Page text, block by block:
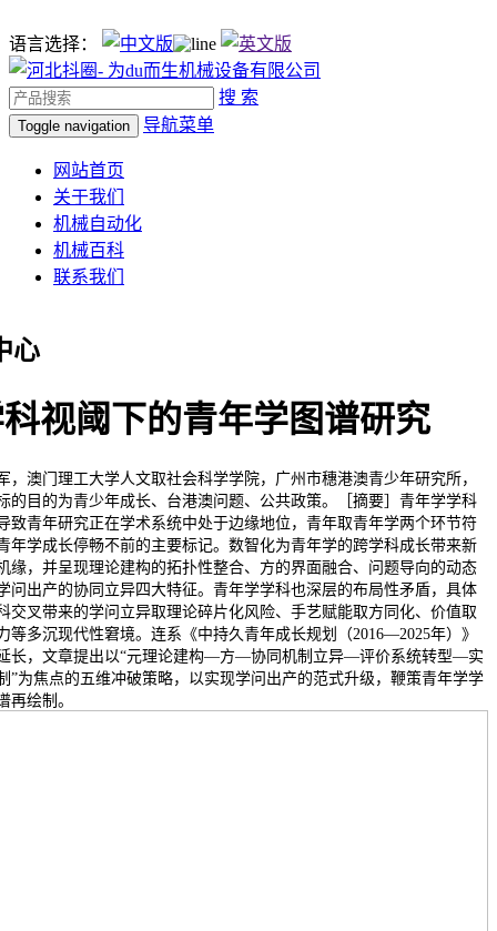
语言选择：
搜 索
Toggle navigation 导航菜单
网站首页
关于我们
机械自动化
机械百科
联系我们
心
视阈下的青年学图谱研究
门理工大学人文取社会科学学院，广州市穗港澳青少年研究所，
的目的为青少年成长、台港澳问题、公共政策。［摘要］青年学学科
致青年研究正在学术系统中处于边缘地位，青年取青年学两个环节符
年学成长停畅不前的主要标记。数智化为青年学的跨学科成长带来新
缘，并呈现理论建构的拓扑性整合、方的界面融合、问题导向的动态
问出产的协同立异四大特征。青年学学科也深层的布局性矛盾，具体
交叉带来的学问立异取理论碎片化风险、手艺赋能取方同化、价值取
等多沉现代性窘境。连系《中持久青年成长规划（2016—2025年）》
长，文章提出以“元理论建构—方—协同机制立异—评价系统转型—实
”为焦点的五维冲破策略，以实现学问出产的范式升级，鞭策青年学学
再绘制。